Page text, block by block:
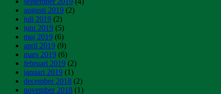
augusti 2019 (2)
juli 2019 (2)
juni 2019 (5)
maj 2019 (6)
april 2019 (9)
mars 2019 (6)
februari 2019 (2)
januari 2019 (1)
december 2018 (2)
november 2018 (1)